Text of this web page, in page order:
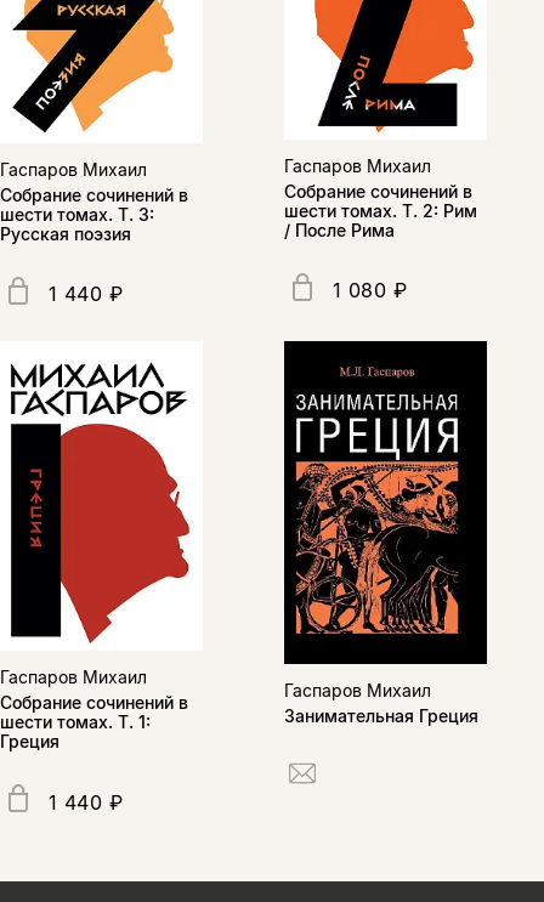
Гаспаров Михаил
Собрание сочинений в
шести томах. Т. 3:
Русская поэзия
1 440 ₽
Гаспаров Михаил
Собрание сочинений в
шести томах. Т. 2: Рим
/ После Рима
1 080 ₽
Гаспаров Михаил
Собрание сочинений в
шести томах. Т. 1:
Греция
1 440 ₽
Гаспаров Михаил
Занимательная Греция